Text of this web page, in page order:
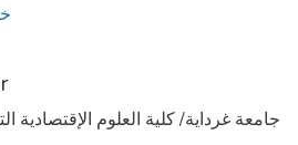
جامعة غرداية/ كلية العلوم الإقتصادية